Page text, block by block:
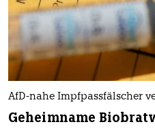
AfD-nahe Impfpassfälscher
Geheimname